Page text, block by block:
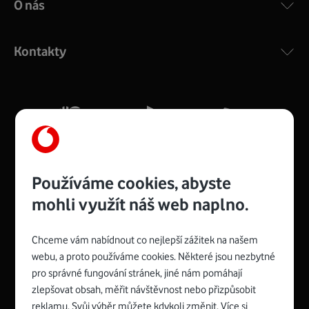
COMPAL CH7465VF
silný signál pro celou domácnost. Kompaktní rozměry 21
Více o COMPAL CH7465VF
Zyxel VMG8623-T50B:
Rozměry modemu jsou 16 x 22 x 7,5 cm (včetně stojánku)
Spojte se s Vodafonem
O nás
Kontakty
Používáme cookies, abyste
mohli využít náš web naplno.
Chceme vám nabídnout co nejlepší zážitek na našem
webu, a proto používáme cookies. Některé jsou nezbytné
pro správné fungování stránek, jiné nám pomáhají
zlepšovat obsah, měřit návštěvnost nebo přizpůsobit
reklamu. Svůj výběr můžete kdykoli změnit. Více si